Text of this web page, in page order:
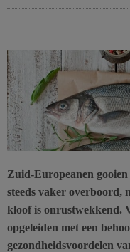
Zuid-Europeanen
steeds vaker overboord,
kloof is onrustwekkend.
opgeleiden met een
gezondheidsvoordelen